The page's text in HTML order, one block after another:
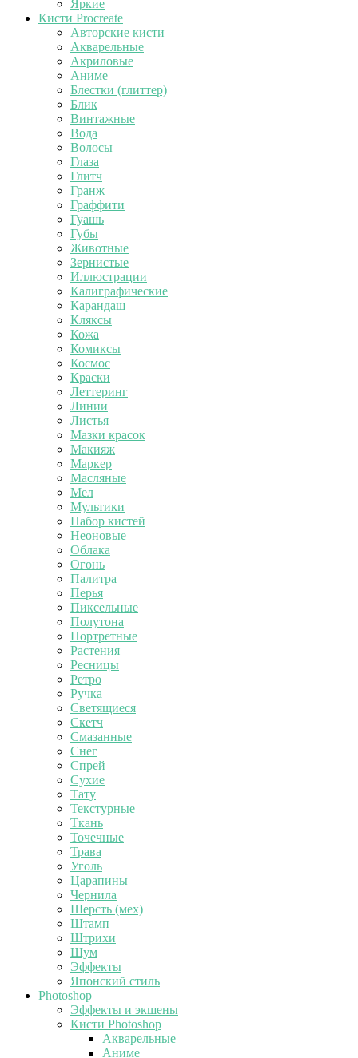
Яркие
Кисти Procreate
Авторские кисти
Акварельные
Акриловые
Аниме
Блестки (глиттер)
Блик
Винтажные
Вода
Волосы
Глаза
Глитч
Гранж
Граффити
Гуашь
Губы
Животные
Зернистые
Иллюстрации
Калиграфические
Карандаш
Кляксы
Кожа
Комиксы
Космос
Краски
Леттеринг
Линии
Листья
Мазки красок
Макияж
Маркер
Масляные
Мел
Мультики
Набор кистей
Неоновые
Облака
Огонь
Палитра
Перья
Пиксельные
Полутона
Портретные
Растения
Ресницы
Ретро
Ручка
Светящиеся
Скетч
Смазанные
Снег
Спрей
Сухие
Тату
Текстурные
Ткань
Точечные
Трава
Уголь
Царапины
Чернила
Шерсть (мех)
Штамп
Штрихи
Шум
Эффекты
Японский стиль
Photoshop
Эффекты и экшены
Кисти Photoshop
Акварельные
Аниме